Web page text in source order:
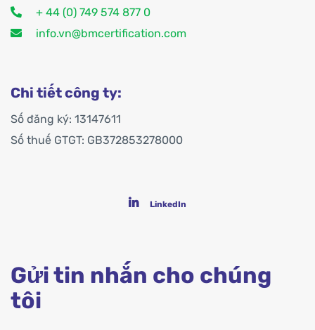
Gửi tin nhắn cho chúng
tôi
+ 44 (0) 749 574 877 0
info.vn@bmcertification.com
Chi tiết công ty:
Số đăng ký: 13147611
Số thuế GTGT: GB372853278000
LinkedIn